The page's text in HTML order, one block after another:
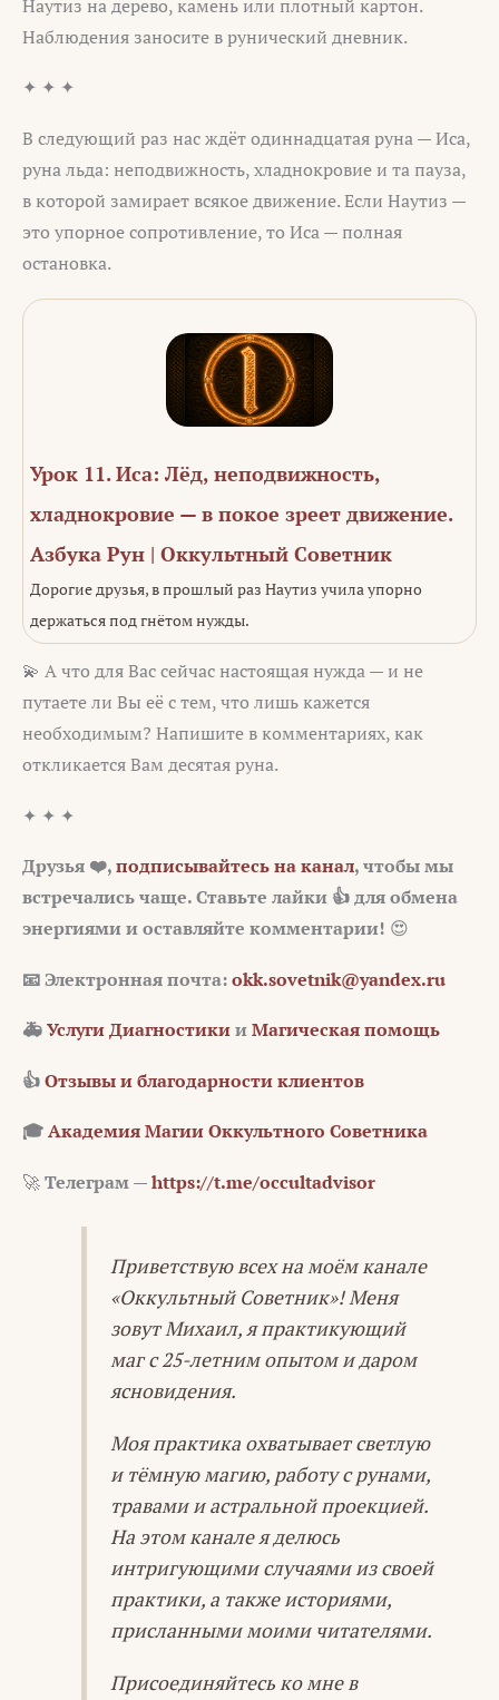
Наутиз на дерево, камень или плотный картон.
Наблюдения заносите в рунический дневник.
✦ ✦ ✦
В следующий раз нас ждёт одиннадцатая руна — Иса,
руна льда: неподвижность, хладнокровие и та пауза,
в которой замирает всякое движение. Если Наутиз —
это упорное сопротивление, то Иса — полная
остановка.
Урок 11. Иса: Лёд, неподвижность,
хладнокровие — в покое зреет движение.
Азбука Рун | Оккультный Советник
Дорогие друзья, в прошлый раз Наутиз учила упорно
держаться под гнётом нужды.
💫 А что для Вас сейчас настоящая нужда — и не
путаете ли Вы её с тем, что лишь кажется
необходимым? Напишите в комментариях, как
откликается Вам десятая руна.
✦ ✦ ✦
Друзья ❤️,подписывайтесь на канал, чтобы мы
встречались чаще. Ставьте лайки 👍 для обмена
энергиями и оставляйте комментарии! 😍
📧Электронная почта:okk.sovetnik@yandex.ru
🚑Услуги ДиагностикииМагическая помощь
👍Отзывы и благодарности клиентов
🎓Академия Магии Оккультного Советника
🚀Телеграм —https://t.me/occultadvisor
Приветствую всех на моём канале
«Оккультный Советник»! Меня
зовут Михаил, я практикующий
маг с 25-летним опытом и даром
ясновидения.
Моя практика охватывает светлую
и тёмную магию, работу с рунами,
травами и астральной проекцией.
На этом канале я делюсь
интригующими случаями из своей
практики, а также историями,
присланными моими читателями.
Присоединяйтесь ко мне в